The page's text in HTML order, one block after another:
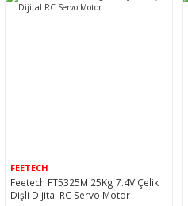
FEETECH
Feetech FT5325M 25Kg 7.4V Çelik
Dişli Dijital RC Servo Motor